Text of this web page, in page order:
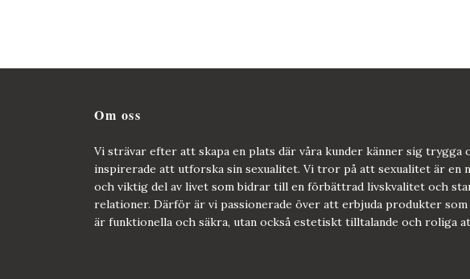
Om oss
Vi strävar efter att skapa en plats där våra kunder känner sig trygga
inspirerade att utforska sin sexualitet. Vi tror på att sexualitet är en
och viktig del av livet som bidrar till en förbättrad livskvalitet och
relationer. Därför är vi passionerade över att erbjuda produkter som
är funktionella och säkra, utan också estetiskt tilltalande och roliga